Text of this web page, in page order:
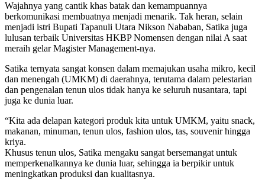
Wajahnya yang cantik khas batak dan kemampuannya
berkomunikasi membuatnya menjadi menarik. Tak heran, selain
menjadi istri Bupati Tapanuli Utara Nikson Nababan, Satika juga
lulusan terbaik Universitas HKBP Nomensen dengan nilai A saat
meraih gelar Magister Management-nya.
Satika ternyata sangat konsen dalam memajukan usaha mikro, kecil
dan menengah (UMKM) di daerahnya, terutama dalam pelestarian
dan pengenalan tenun ulos tidak hanya ke seluruh nusantara, tapi
juga ke dunia luar.
“Kita ada delapan kategori produk kita untuk UMKM, yaitu snack,
makanan, minuman, tenun ulos, fashion ulos, tas, souvenir hingga
kriya.
Khusus tenun ulos, Satika mengaku sangat bersemangat untuk
memperkenalkannya ke dunia luar, sehingga ia berpikir untuk
meningkatkan produksi dan kualitasnya.